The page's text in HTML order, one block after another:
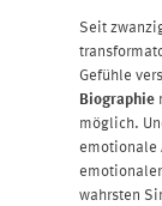
Seit
Gefühle
Biographie
möglich.
emotionale
wahrsten